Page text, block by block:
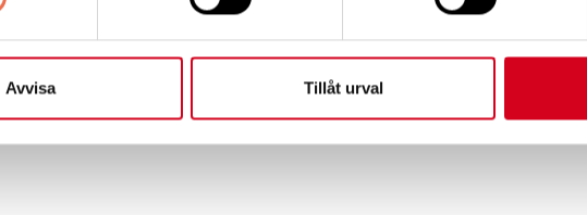
Avvisa Tillåt urval
MS runt om i världen och många patienter bidrar genom att
där forskning pågår: